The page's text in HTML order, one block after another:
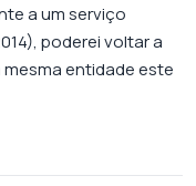
a um serviço
poderei voltar a
entidade este